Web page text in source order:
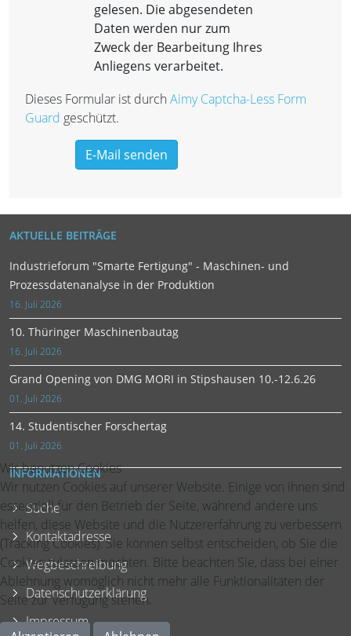
gelesen. Die abgesendeten
Daten werden nur zum
Zweck der Bearbeitung Ihres
Anliegens verarbeitet.
Dieses Formular ist durchAimy Captcha-Less Form
Guard geschützt.
E-Mail senden
AKTUELLE BEITRÄGE
Industrieforum "Smarte Fertigung" - Maschinen- und
Prozessdatenanalyse in der Produktion
16. Juli 2026
10. Thüringer Maschinenbautag
16. Juli 2026
Grand Opening von DMG MORI in Stipshausen 10.-12.6.26
01. Juli 2026
14. Studentischer Forschertag
01. Juli 2026
INFORMATIONEN
Suche
Kontaktadresse
Wegbeschreibung
Datenschutzerklärung
Impressum
Wir benutzen Cookies
Wir nutzen Cookies auf unserer Website. Einige von ihnen sind
essenziell für den Betrieb der Seite, während andere uns
helfen, diese Website und die Nutzererfahrung zu verbessern
(Tracking Cookies). Sie können selbst entscheiden, ob Sie die
Cookies zulassen möchten. Bitte beachten Sie, dass bei einer
Ablehnung womöglich nicht mehr alle Funktionalitäten der
Seite zur Verfügung stehen.